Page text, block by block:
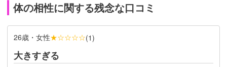
体の相性に関する残念な口コミ
26歳・女性★☆☆☆☆(1)
大きすぎる